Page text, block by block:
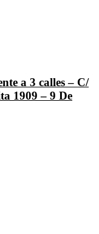
a 3 calles – C/
1909 – 9 De